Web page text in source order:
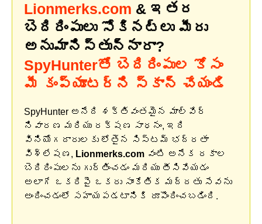
Lionmerks.com & ఇతర
బెదిరింపులు సోకినట్లు మీరు
అనుమానిస్తున్నారా?
SpyHunterతో బెదిరింపుల కోసం
మీ కంప్యూటర్‌ని స్కాన్ చేయండి
SpyHunter అనేది శక్తివంతమైన మాల్వేర్
నివారణ మరియు రక్షణ సాధనం, ఇది
వినియోగదారులకు లోతైన సిస్టమ్ భద్రతా
విశ్లేషణ, Lionmerks.com వంటి అనేక రకాల
బెదిరింపులను గుర్తించడం మరియు తీసివేయడం
అలాగే ఒకరిపై ఒకరు సాంకేతిక మద్దతు సేవను
అందించడంలో సహాయపడటానికి రూపొందించబడింది.